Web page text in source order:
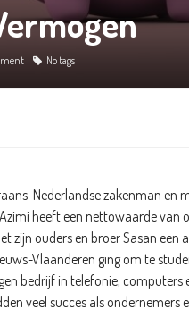
No tags
Nederlandse zakenman en
heeft een nettowaarde van
zijn ouders en broer Sasan een
Vlaanderen ging om te
bedrijf in telefonie,
veel succes als ondernemers